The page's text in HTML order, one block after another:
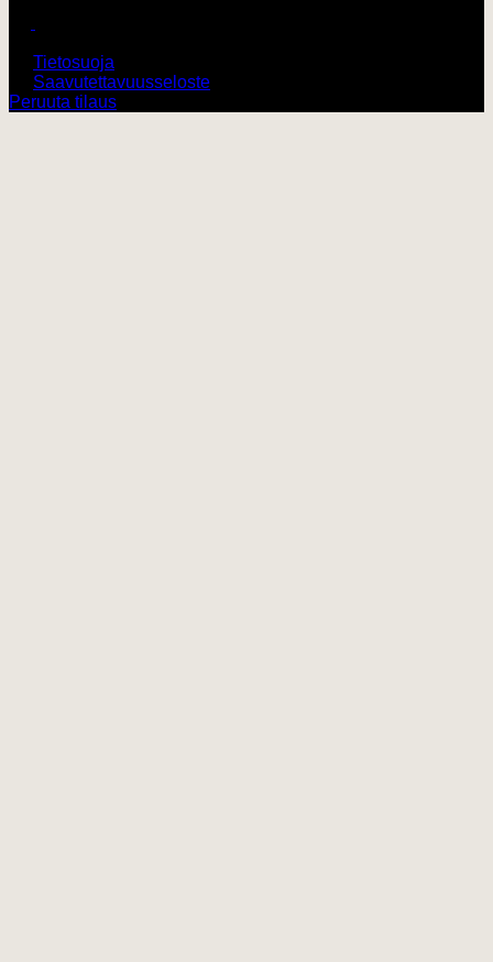
Tietosuoja
Saavutettavuusseloste
Peruuta tilaus